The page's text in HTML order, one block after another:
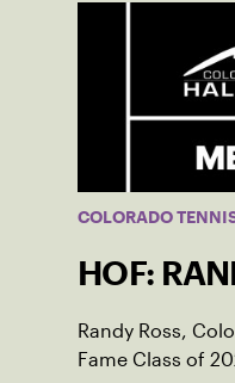
COLORADO
HOF:
Randy Ross,
Fame Class of